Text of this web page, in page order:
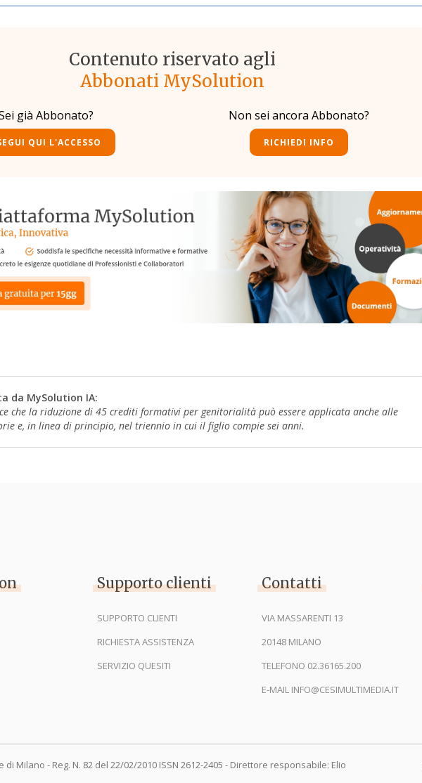
Contenuto riservato agli
Abbonati MySolution
già Abbonato?
QUI L'ACCESSO
Non sei ancora Abbonato?
RICHIEDI INFO
da MySolution IA:
che la riduzione di 45 crediti formativi per genitorialità può essere applicata anche alle
e, in linea di principio, nel triennio in cui il figlio compie sei anni.
Supporto clienti
SUPPORTO CLIENTI
RICHIESTA ASSISTENZA
SERVIZIO QUESITI
Contatti
VIA MASSARENTI 13
20148 MILANO
TELEFONO 02.36165.200
E-MAIL INFO@CESIMULTIMEDIA.IT
Milano - Reg. N. 82 del 22/02/2010 ISSN 2612-2405 - Direttore responsabile: Elio